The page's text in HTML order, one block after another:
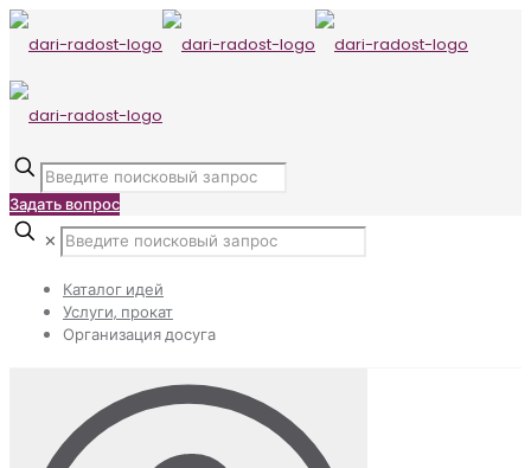
Задать вопрос
✕
Каталог идей
Услуги, прокат
Организация досуга